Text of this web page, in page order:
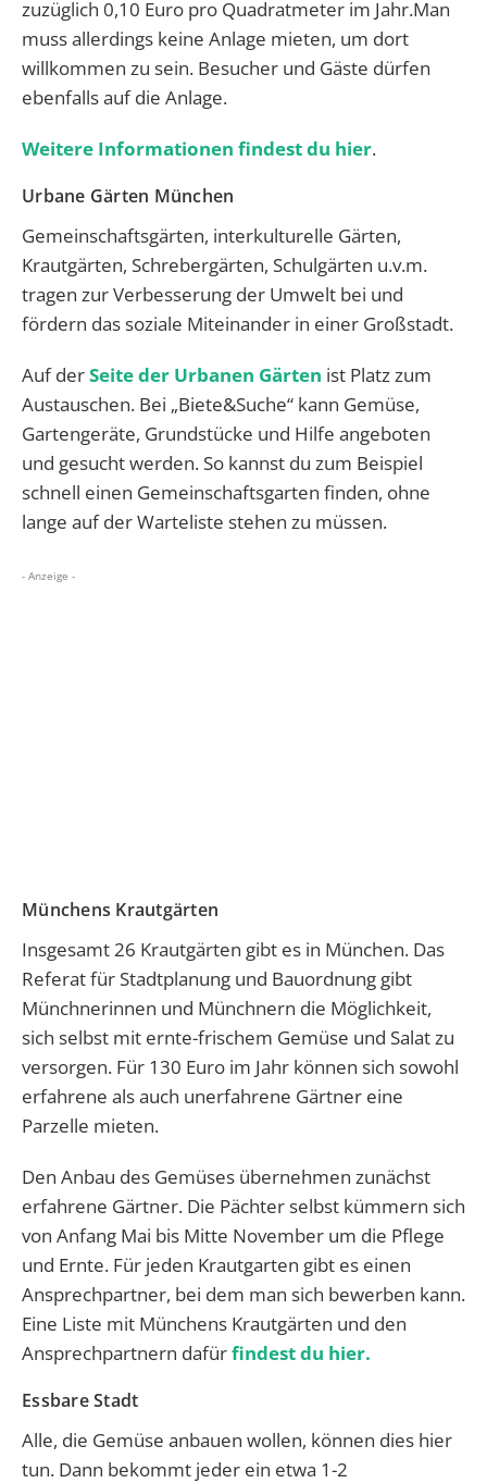
zuzüglich 0,10 Euro pro Quadratmeter im Jahr.Man
muss allerdings keine Anlage mieten, um dort
willkommen zu sein. Besucher und Gäste dürfen
ebenfalls auf die Anlage.
Weitere Informationen findest du hier.
Urbane Gärten München
Gemeinschaftsgärten, interkulturelle Gärten,
Krautgärten, Schrebergärten, Schulgärten u.v.m.
tragen zur Verbesserung der Umwelt bei und
fördern das soziale Miteinander in einer Großstadt.
Auf derSeite der Urbanen Gärten ist Platz zum
Austauschen. Bei „Biete&Suche“ kann Gemüse,
Gartengeräte, Grundstücke und Hilfe angeboten
und gesucht werden. So kannst du zum Beispiel
schnell einen Gemeinschaftsgarten finden, ohne
lange auf der Warteliste stehen zu müssen.
- Anzeige -
Münchens Krautgärten
Insgesamt 26 Krautgärten gibt es in München. Das
Referat für Stadtplanung und Bauordnung gibt
Münchnerinnen und Münchnern die Möglichkeit,
sich selbst mit ernte-frischem Gemüse und Salat zu
versorgen. Für 130 Euro im Jahr können sich sowohl
erfahrene als auch unerfahrene Gärtner eine
Parzelle mieten.
Den Anbau des Gemüses übernehmen zunächst
erfahrene Gärtner. Die Pächter selbst kümmern sich
von Anfang Mai bis Mitte November um die Pflege
und Ernte. Für jeden Krautgarten gibt es einen
Ansprechpartner, bei dem man sich bewerben kann.
Eine Liste mit Münchens Krautgärten und den
Ansprechpartnern dafürfindest du hier.
Essbare Stadt
Alle, die Gemüse anbauen wollen, können dies hier
tun. Dann bekommt jeder ein etwa 1-2